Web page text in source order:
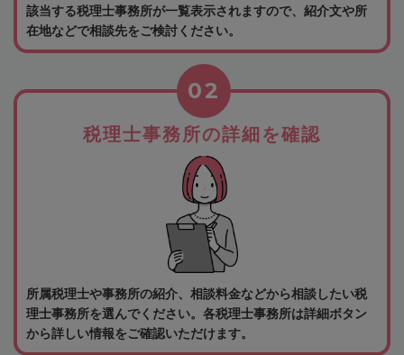
該当する税理士事務所が一覧表示されますので、紹介文や所
在地などで相談先をご検討ください。
税理士事務所の詳細を確認
02
所属税理士や事務所の紹介、相談料金などから相談したい税
理士事務所を選んでください。各税理士事務所は詳細ボタン
から詳しい情報をご確認いただけます。